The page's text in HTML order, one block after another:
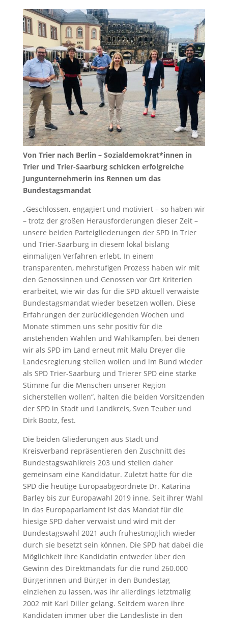
Von Trier nach Berlin – Sozialdemokrat*innen in
Trier und Trier-Saarburg schicken erfolgreiche
Jungunternehmerin ins Rennen um das
Bundestagsmandat
„Geschlossen, engagiert und motiviert – so haben wir
– trotz der großen Herausforderungen dieser Zeit –
unsere beiden Parteigliederungen der SPD in Trier
und Trier-Saarburg in diesem lokal bislang
einmaligen Verfahren erlebt. In einem
transparenten, mehrstufigen Prozess haben wir mit
den Genossinnen und Genossen vor Ort Kriterien
erarbeitet, wie wir das für die SPD aktuell verwaiste
Bundestagsmandat wieder besetzen wollen. Diese
Erfahrungen der zurückliegenden Wochen und
Monate stimmen uns sehr positiv für die
anstehenden Wahlen und Wahlkämpfen, bei denen
wir als SPD im Land erneut mit Malu Dreyer die
Landesregierung stellen wollen und im Bund wieder
als SPD Trier-Saarburg und Trierer SPD eine starke
Stimme für die Menschen unserer Region
sicherstellen wollen“, halten die beiden Vorsitzenden
der SPD in Stadt und Landkreis, Sven Teuber und
Dirk Bootz, fest.
Die beiden Gliederungen aus Stadt und
Kreisverband repräsentieren den Zuschnitt des
Bundestagswahlkreis 203 und stellen daher
gemeinsam eine Kandidatur. Zuletzt hatte für die
SPD die heutige Europaabgeordnete Dr. Katarina
Barley bis zur Europawahl 2019 inne. Seit ihrer Wahl
in das Europaparlament ist das Mandat für die
hiesige SPD daher verwaist und wird mit der
Bundestagswahl 2021 auch frühestmöglich wieder
durch sie besetzt sein können. Die SPD hat dabei die
Möglichkeit ihre Kandidatin entweder über den
Gewinn des Direktmandats für die rund 260.000
Bürgerinnen und Bürger in den Bundestag
einziehen zu lassen, was ihr allerdings letztmalig
2002 mit Karl Diller gelang. Seitdem waren ihre
Kandidaten immer über die Landesliste in den